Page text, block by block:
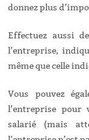
donnez plus
Effectuez aussi
l’entreprise,
même que celle
Vous pouvez
l’entreprise
salarié (mais